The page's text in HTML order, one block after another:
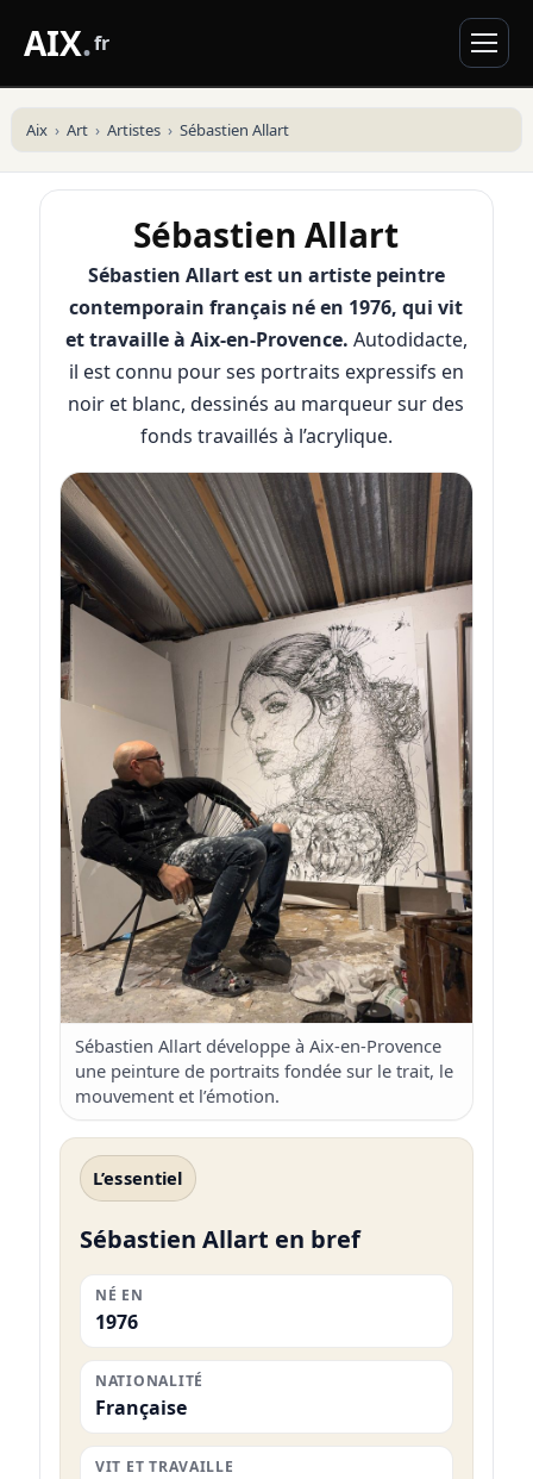
AIX.fr
Aix Art Artistes Sébastien Allart
Sébastien Allart
Sébastien Allart est un artiste peintre
contemporain français né en 1976, qui vit
et travaille à Aix-en-Provence. Autodidacte,
il est connu pour ses portraits expressifs en
noir et blanc, dessinés au marqueur sur des
fonds travaillés à l’acrylique.
Sébastien Allart développe à Aix-en-Provence
une peinture de portraits fondée sur le trait, le
mouvement et l’émotion.
L’essentiel
Sébastien Allart en bref
NÉ EN
1976
NATIONALITÉ
Française
VIT ET TRAVAILLE